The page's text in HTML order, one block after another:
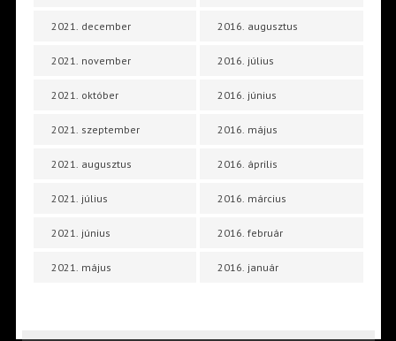
2021. december
2021. november
2021. október
2021. szeptember
2021. augusztus
2021. július
2021. június
2021. május
2016. augusztus
2016. július
2016. június
2016. május
2016. április
2016. március
2016. február
2016. január